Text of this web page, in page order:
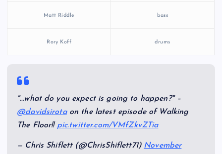
Matt Riddle bass
Rory Koff drums
"…what do you expect is going to happen?" –
@davidsirotaon the latest episode of Walking
The Floor!! pic.twitter.com/VMfZkvZTia
— Chris Shiflett (@ChrisShiflett71) November